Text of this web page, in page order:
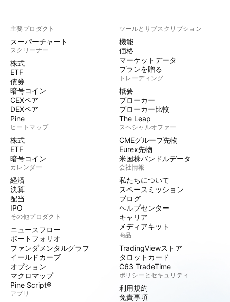
主要プロダクト
スーパーチャート
スクリーナー
株式
ETF
債券
暗号コイン
CEXペア
DEXペア
Pine
ヒートマップ
株式
ETF
暗号コイン
カレンダー
経済
決算
配当
IPO
その他プロダクト
ニュースフロー
ポートフォリオ
ファンダメンタルグラフ
イールドカーブ
オプション
マクロマップ
Pine Script®
アプリ
ツールとサブスクリプション
機能
価格
マーケットデータ
プランを贈る
トレーディング
概要
ブローカー
ブローカー比較
The Leap
スペシャルオファー
CMEグループ先物
Eurex先物
米国株バンドルデータ
会社情報
私たちについて
スペースミッション
ブログ
ヘルプセンター
キャリア
メディアキット
商品
TradingViewストア
タロットカード
C63 TradeTime
ポリシーとセキュリティ
利用規約
免責事項